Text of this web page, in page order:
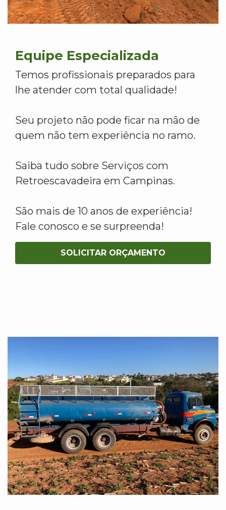
Equipe Especializada
Temos profissionais preparados para
lhe atender com total qualidade!
Seu projeto não pode ficar na mão de
quem não tem experiência no ramo.
Saiba tudo sobre Serviços com
Retroescavadeira em Campinas.
São mais de 10 anos de experiência!
Fale conosco e se surpreenda!
SOLICITAR ORÇAMENTO